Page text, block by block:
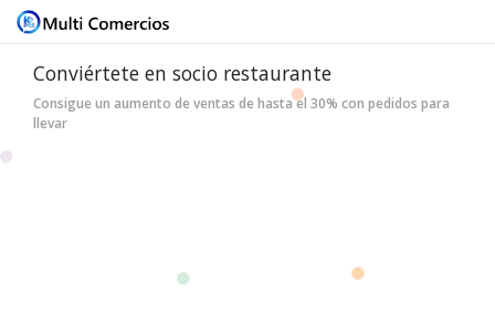
Conviértete en socio restaurante
Consigue un aumento de ventas de hasta el 30% con pedidos para
llevar